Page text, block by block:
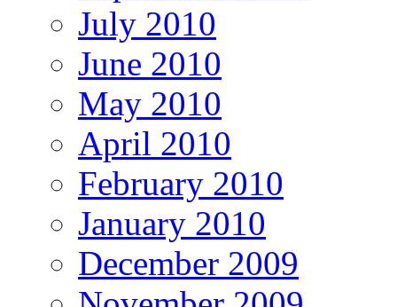
July 2010
June 2010
May 2010
April 2010
February 2010
January 2010
December 2009